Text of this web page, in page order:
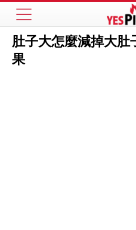
肚子大怎麼減掉大肚
果